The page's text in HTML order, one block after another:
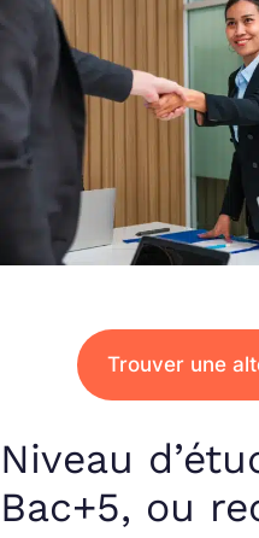
Trouver une
Niveau
Bac+5, ou